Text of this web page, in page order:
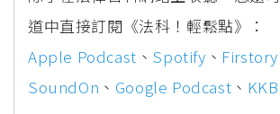
道中直接訂閱《法科！輕鬆點》：
Apple Podcast 、 Spotify 、 Firstory
SoundOn 、 Google Podcast 、